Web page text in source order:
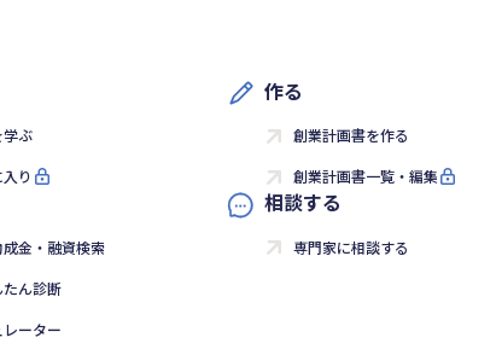
学ぶ
り
金・融資検索
ん診断
ーター
作る
創業計画書を作る
創業計画書一覧・編集
相談する
専門家に相談する